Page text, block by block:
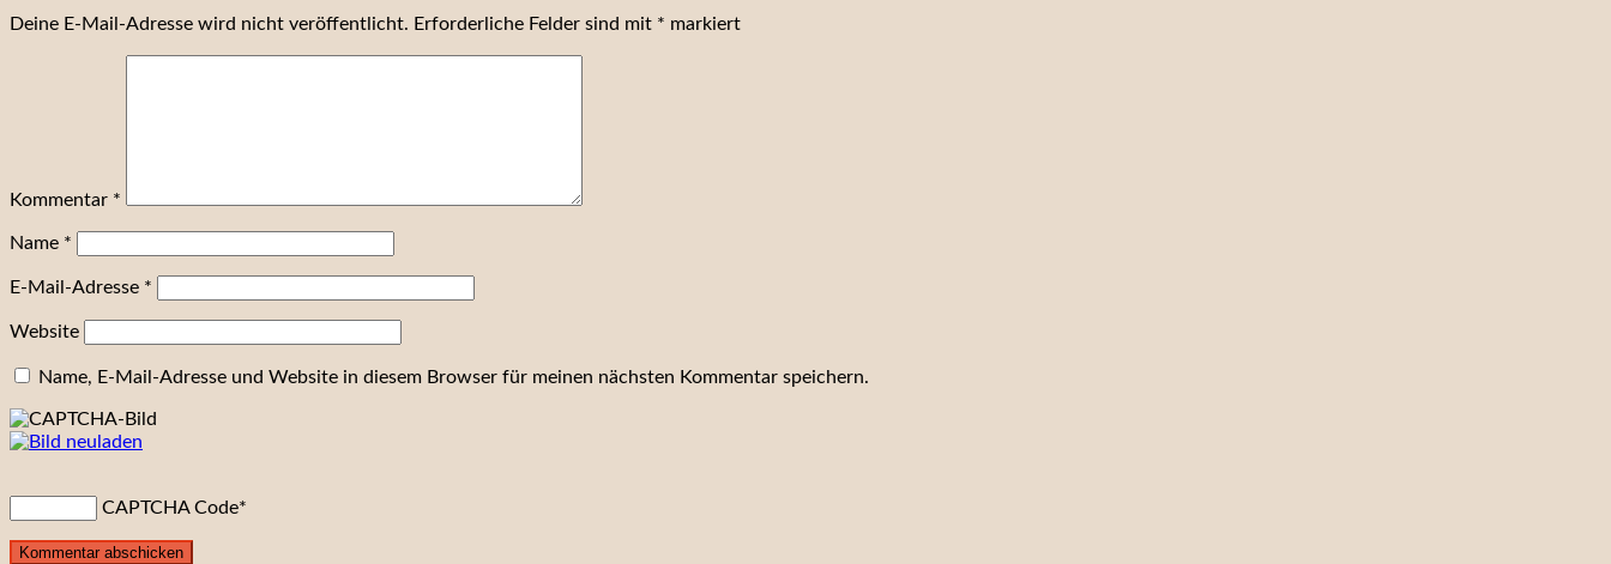
Deine E-Mail-Adresse wird nicht veröffentlicht. Erforderliche Felder sind mit * markiert
Kommentar *
Name *
E-Mail-Adresse *
Website
Name, E-Mail-Adresse und Website in diesem Browser für meinen nächsten Kommentar speichern.
CAPTCHA Code*